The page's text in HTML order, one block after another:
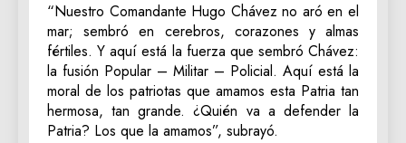
“Nuestro Comandante Hugo Chávez no aró en el
mar; sembró en cerebros, corazones y almas
fértiles. Y aquí está la fuerza que sembró Chávez:
la fusión Popular – Militar – Policial. Aquí está la
moral de los patriotas que amamos esta Patria tan
hermosa, tan grande. ¿Quién va a defender la
Patria? Los que la amamos”, subrayó.